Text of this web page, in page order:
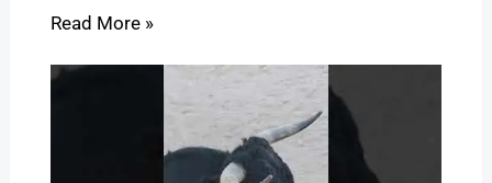
Read More »